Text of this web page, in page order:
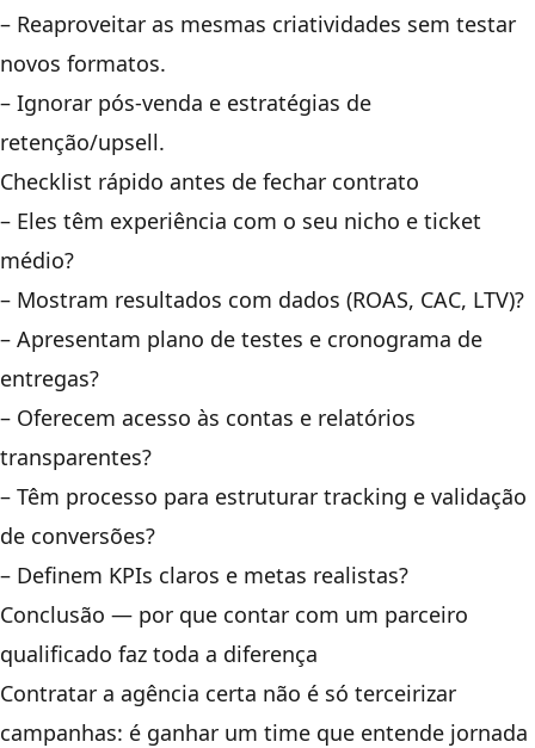
– Reaproveitar as mesmas criatividades sem testar
novos formatos.
– Ignorar pós-venda e estratégias de
retenção/upsell.
Checklist rápido antes de fechar contrato
– Eles têm experiência com o seu nicho e ticket
médio?
– Mostram resultados com dados (ROAS, CAC, LTV)?
– Apresentam plano de testes e cronograma de
entregas?
– Oferecem acesso às contas e relatórios
transparentes?
– Têm processo para estruturar tracking e validação
de conversões?
– Definem KPIs claros e metas realistas?
Conclusão — por que contar com um parceiro
qualificado faz toda a diferença
Contratar a agência certa não é só terceirizar
campanhas: é ganhar um time que entende jornada